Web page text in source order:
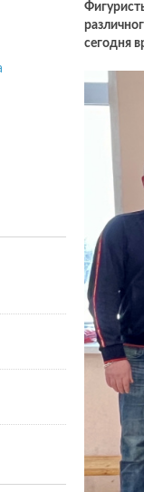
сегодня